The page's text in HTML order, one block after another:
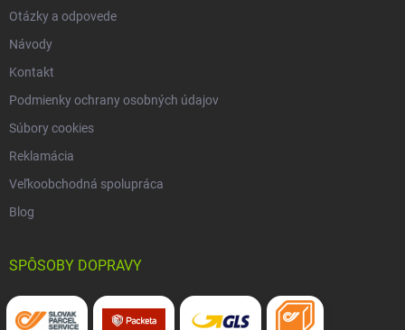
Otázky a odpovede
Návody
Kontakt
Podmienky ochrany osobných údajov
Súbory cookies
Reklamácia
Veľkoobchodná spolupráca
Blog
SPÔSOBY DOPRAVY